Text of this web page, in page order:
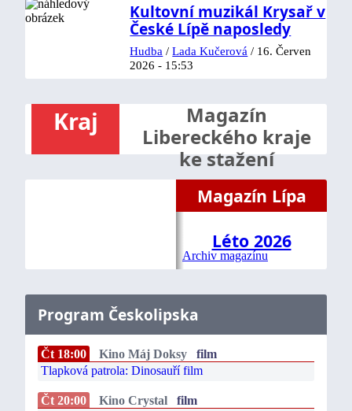
Kultovní muzikál Krysař v
České Lípě naposledy
Hudba /Lada Kučerová / 16. Červen
2026 - 15:53
Kraj
Magazín
Libereckého kraje
ke stažení
Magazín Lípa
Léto 2026
Archiv magazínu
Program Českolipska
Čt 18:00 Kino Máj Doksy
film
Tlapková patrola: Dinosauří film
Čt 20:00 Kino Crystal
film